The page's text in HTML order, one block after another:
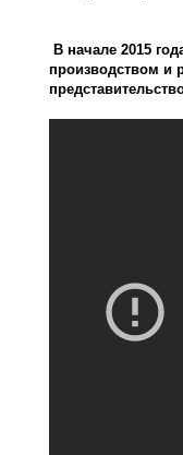
производством и